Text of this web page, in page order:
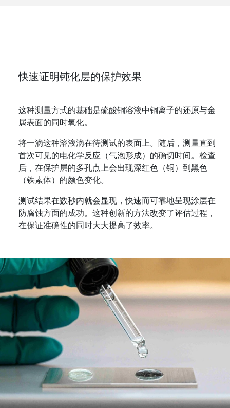
快速证明钝化层的保护效果
这种测量方式的基础是硫酸铜溶液中铜离子的还原与金
属表面的同时氧化。
将一滴这种溶液滴在待测试的表面上。随后，测量直到
首次可见的电化学反应（气泡形成）的确切时间。检查
后，在保护层的多孔点上会出现深红色（铜）到黑色
（铁素体）的颜色变化。
测试结果在数秒内就会显现，快速而可靠地呈现涂层在
防腐蚀方面的成功。这种创新的方法改变了评估过程，
在保证准确性的同时大大提高了效率。